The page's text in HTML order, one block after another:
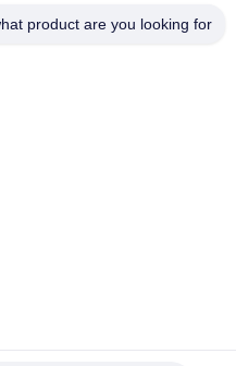
product are you looking for?